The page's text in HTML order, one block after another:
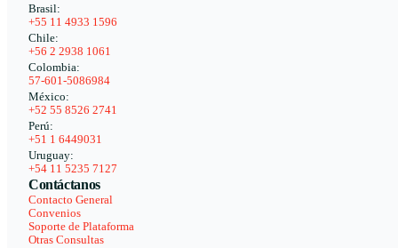
Brasil:
+55 11 4933 1596
Chile:
+56 2 2938 1061
Colombia:
57-601-5086984
México:
+52 55 8526 2741
Perú:
+51 1 6449031
Uruguay:
+54 11 5235 7127
Contáctanos
Contacto General
Convenios
Soporte de Plataforma
Otras Consultas